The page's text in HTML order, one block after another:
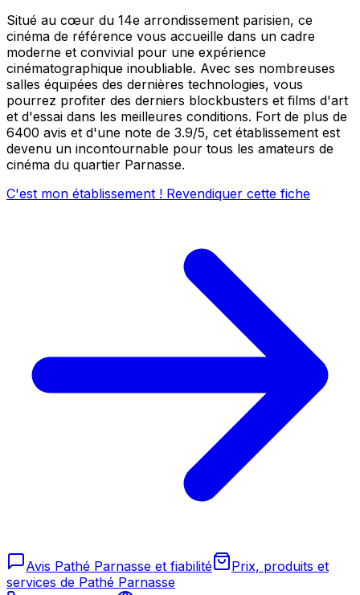
Situé au cœur du 14e arrondissement parisien, ce
cinéma de référence vous accueille dans un cadre
moderne et convivial pour une expérience
cinématographique inoubliable. Avec ses nombreuses
salles équipées des dernières technologies, vous
pourrez profiter des derniers blockbusters et films d'art
et d'essai dans les meilleures conditions. Fort de plus de
6400 avis et d'une note de 3.9/5, cet établissement est
devenu un incontournable pour tous les amateurs de
cinéma du quartier Parnasse.
C'est mon établissement ! Revendiquer cette fiche
Avis Pathé Parnasse et fiabilité
Prix, produits et
services de Pathé Parnasse